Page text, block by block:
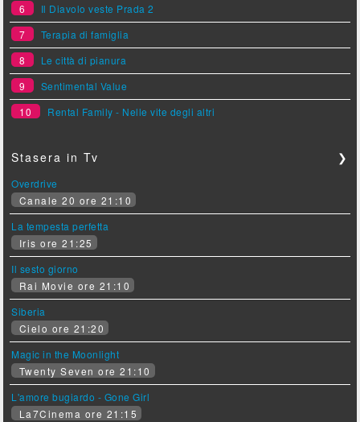
6
Il Diavolo veste Prada 2
7
Terapia di famiglia
8
Le città di pianura
9
Sentimental Value
10
Rental Family - Nelle vite degli altri
Stasera in Tv ❯
Overdrive
Canale 20 ore 21:10
La tempesta perfetta
Iris ore 21:25
Il sesto giorno
Rai Movie ore 21:10
Siberia
Cielo ore 21:20
Magic in the Moonlight
Twenty Seven ore 21:10
L'amore bugiardo - Gone Girl
La7Cinema ore 21:15